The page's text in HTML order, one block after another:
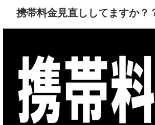
携帯料金見直ししてますか？